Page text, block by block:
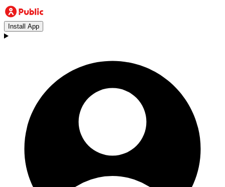
Install App